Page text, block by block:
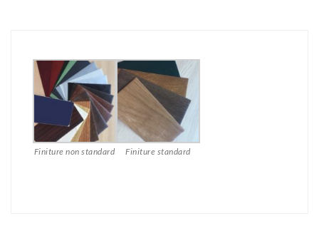
Finiture non standard Finiture standard